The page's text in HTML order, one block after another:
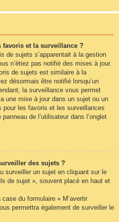
favoris et la surveillance ?
de sujets s’apparentait à la gestion
n’étiez pas notifié des mises à jour.
de sujets est similaire à la
désormais être notifié lorsqu’un
la surveillance vous permet
une mise à jour dans un sujet ou un
les favoris et les surveillances
de l’utilisateur dans l’onglet
des sujets ?
surveiller un sujet en cliquant sur le
de sujet », souvent placé en haut et
du formulaire « M’avertir
permettra également de surveiller le